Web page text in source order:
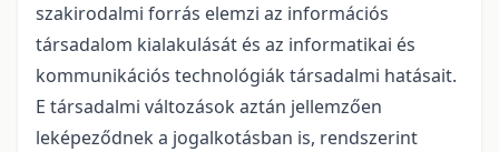
szakirodalmi forrás elemzi az információs
társadalom kialakulását és az informatikai és
kommunikációs technológiák társadalmi hatásait.
E társadalmi változások aztán jellemzően
leképeződnek a jogalkotásban is, rendszerint